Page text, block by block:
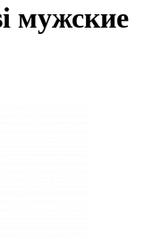
мужские